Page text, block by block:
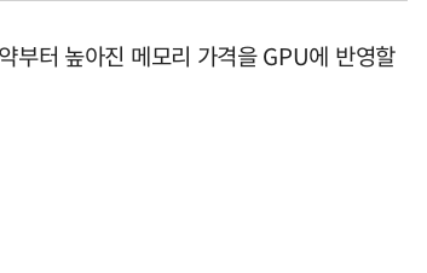
부터 높아진 메모리 가격을 GPU에 반영할